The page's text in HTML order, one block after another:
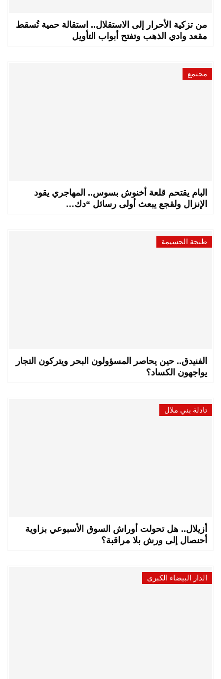
من تزكية الأحرار إلى الاستقلال.. استقالة حمية تُسقط
مقعد وادي الذهب وتفتح أبواب التأويل
مجتمع
البام يقتحم قلعة أخنوش بسوس.. المهاجري يقود
الإنزال ولقجع يبعث أولى رسائل “دك…
طنجة الحسيمة
الفنيدق.. حين يحاصر المسؤولون البحر ويتركون التجار
يواجهون الكساد؟
تادلة بني ملال
أزيلال.. هل تحولت أوراش السوق الأسبوعي بزاوية
أحنصال إلى ورش بلا مراقبة؟
الدار البيضاء الكبرى